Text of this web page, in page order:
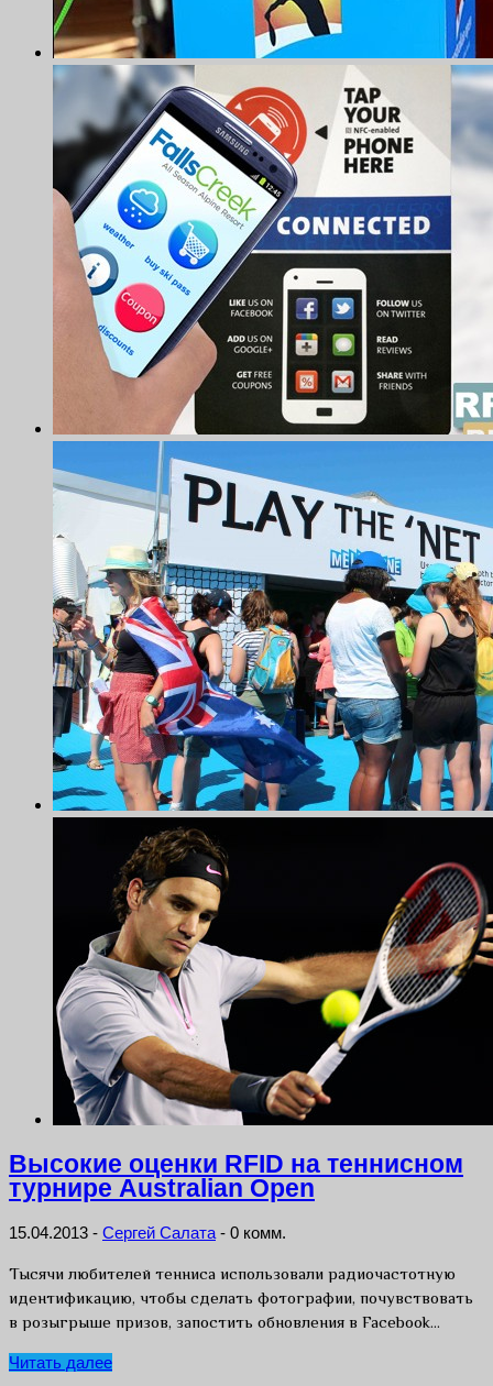
Высокие оценки RFID на теннисном
турнире Australian Open
15.04.2013 - Сергей Салата - 0 комм.
Тысячи любителей тенниса использовали радиочастотную
идентификацию, чтобы сделать фотографии, почувствовать
в розыгрыше призов, запостить обновления в Facebook…
Читать далее